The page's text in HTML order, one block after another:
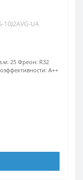
10J2AVG-UA
25 Фреон: R32
A++